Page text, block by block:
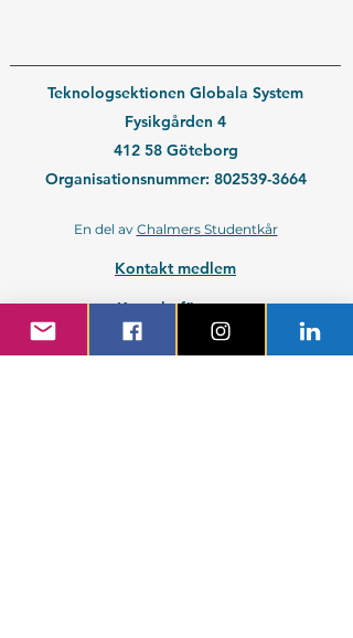
Teknologsektionen Globala System
Fysikgården 4
412 58 Göteborg
Organisationsnummer: 802539-3664
En del av Chalmers Studentkår
Kontakt medlem
Kontakt företag
Blivande student